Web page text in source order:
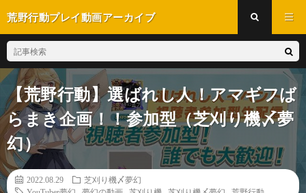
荒野行動プレイ動画アーカイブ
【荒野行動】選ばれし人！アマギフば
らまき企画！！参加型（芝刈り機〆夢
幻）
2022.08.29
芝刈り機〆夢幻